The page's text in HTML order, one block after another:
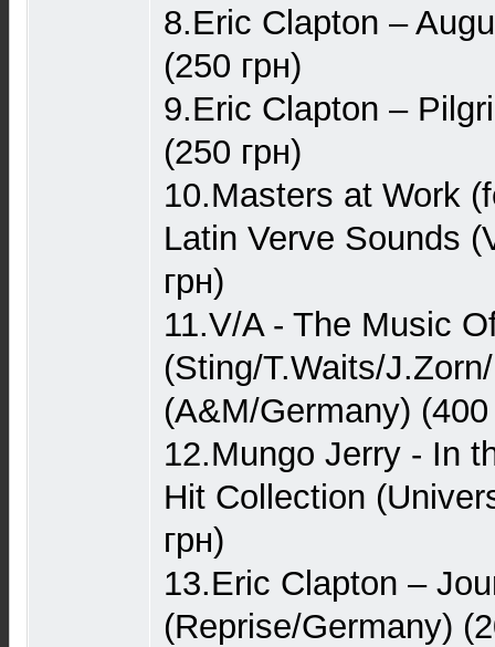
8.Eric Clapton –
(250 грн)
9.Eric Clapton –
(250 грн)
10.Masters at Work
Latin Verve Sounds
грн)
11.V/A‎ - The Music
(Sting/T.Waits/
(A&M/Germany) (400
12.Mungo Jerry - In
Hit Collection
грн)
13.Eric Clapton –
(Reprise/Germany)